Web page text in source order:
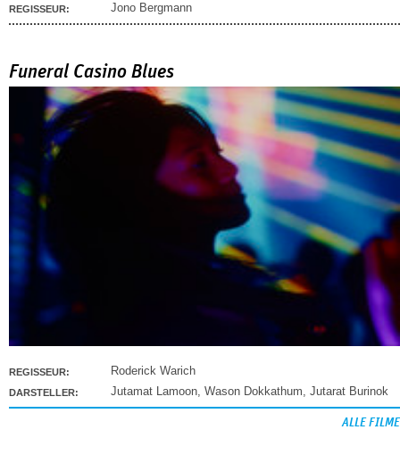
REGISSEUR: Jono Bergmann
Funeral Casino Blues
REGISSEUR: Roderick Warich
DARSTELLER: Jutamat Lamoon, Wason Dokkathum, Jutarat Burinok
ALLE FILME